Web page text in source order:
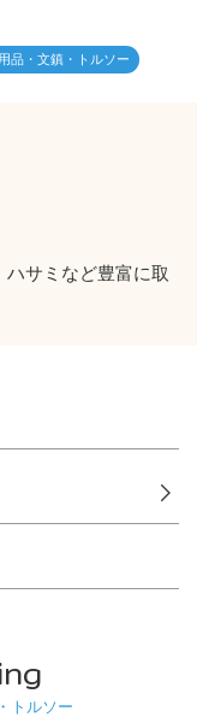
品・文鎮・トルソー
サミなど豊富に取
トルソー